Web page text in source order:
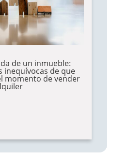
de un inmueble:
inequívocas de que
momento de vender